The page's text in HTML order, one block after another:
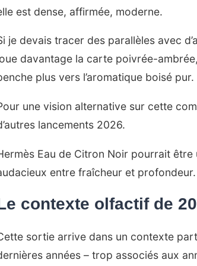
est dense, affirmée, moderne.
je devais tracer des parallèles avec
davantage la carte poivrée-
plus vers l’aromatique boisé pur.
une vision alternative sur cette
lancements 2026.
Eau de Citron Noir pourrait
entre fraîcheur et
contexte olfactif de
sortie arrive dans un contexte
années – trop associés aux